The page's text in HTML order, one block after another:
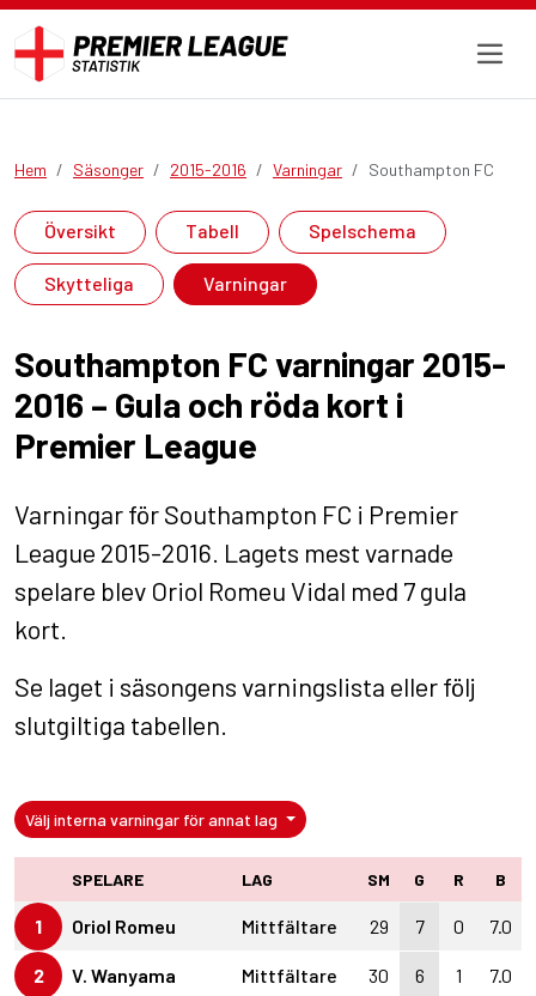
Hem Säsonger 2015-2016 Varningar Southampton FC
Översikt Tabell Spelschema
Skytteliga Varningar
Southampton FC varningar 2015-
2016 – Gula och röda kort i
Premier League
Varningar för Southampton FC i Premier
League 2015-2016. Lagets mest varnade
spelare blev Oriol Romeu Vidal med 7 gula
kort.
Se laget i säsongens varningslista eller följ
slutgiltiga tabellen
Välj interna varningar för annat lag
SPELARE LAG SM G R B
1 Oriol Romeu Mittfältare 29 7 0 7.0
2 V. Wanyama Mittfältare 30 6 1 7.0